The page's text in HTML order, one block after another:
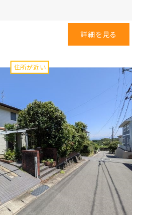
詳細を見る